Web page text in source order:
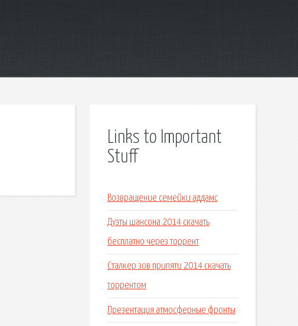
Links to Important
Stuff
Возвращение семейки аддамс
Дуэты шансона 2014 скачать
бесплатно через торрент
Сталкер зов припяти 2014 скачать
торрентом
Презентация атмосферные фронты